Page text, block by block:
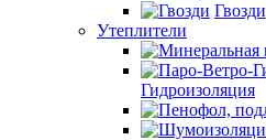
Гвозди
Утеплители
Гидроизоляция